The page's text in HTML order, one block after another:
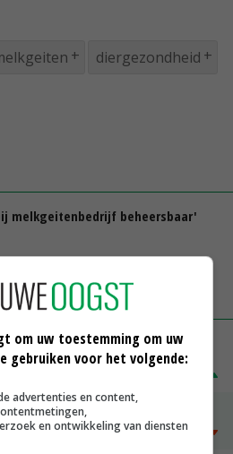
diergezondheid
melkgeitenbedrijf beheersbaar'
€ 1,09~ € 1,11
om uw toestemming om uw
gebruiken voor het volgende:
advertenties en content,
en ontwikkeling van diensten